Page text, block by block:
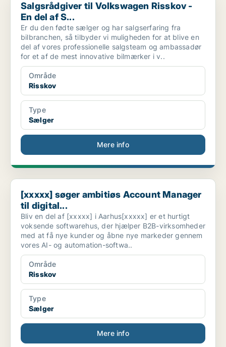
Salgsrådgiver til Volkswagen Risskov -
En del af S...
Er du den fødte sælger og har salgserfaring fra
bilbranchen, så tilbyder vi muligheden for at blive en
del af vores professionelle salgsteam og ambassadør
for et af de mest innovative bilmærker i v..
Område
Risskov
Type
Sælger
Mere info
[xxxxx] søger ambitiøs Account Manager til digital...
[xxxxx] søger ambitiøs Account Manager
til digital...
Bliv en del af [xxxxx] i Aarhus[xxxxx] er et hurtigt
voksende softwarehus, der hjælper B2B-virksomheder
med at få nye kunder og åbne nye markeder gennem
vores AI- og automation-softwa..
Område
Risskov
Type
Sælger
Mere info